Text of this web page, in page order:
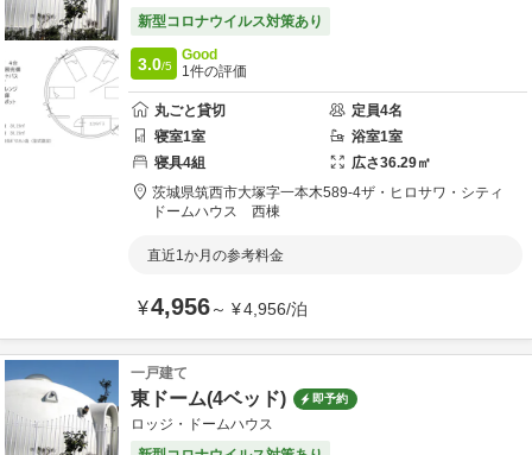
新型コロナウイルス対策あり
3.0/5
Good
1件の評価
丸ごと貸切 定員4名
寝室1室 浴室1室
寝具4組 広さ36.29㎡
茨城県筑西市大塚字一本木589-4ザ・ヒロサワ・シティ
ドームハウス 西棟
直近1か月の参考料金
¥4,956～ ¥4,956/泊
一戸建て
東ドーム(4ベッド) 即予約
ロッジ・ドームハウス